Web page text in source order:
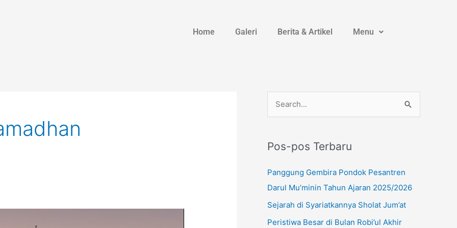
Home Galeri Berita & Artikel Menu
i
u
n
Pos-pos Terbaru
Panggung Gembira Pondok Pesantren
Darul Mu’minin Tahun Ajaran 2025/2026
Sejarah di Syariatkannya Sholat Jum’at
Peristiwa Besar di Bulan Robi’ul Akhir
InstagramYouTube WhatsApp